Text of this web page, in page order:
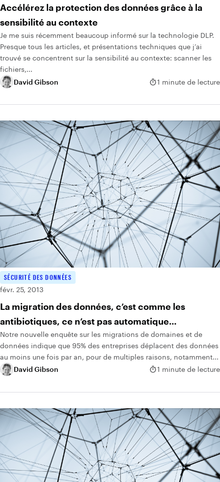
Accélérez la protection des données grâce à la
sensibilité au contexte
Je me suis récemment beaucoup informé sur la technologie DLP.
Presque tous les articles, et présentations techniques que j’ai
trouvé se concentrent sur la sensibilité au contexte: scanner les
fichiers,...
David Gibson
1 minute de lecture
SÉCURITÉ DES DONNÉES
févr. 25, 2013
La migration des données, c’est comme les
antibiotiques, ce n’est pas automatique…
Notre nouvelle enquête sur les migrations de domaines et de
données indique que 95% des entreprises déplacent des données
au moins une fois par an, pour de multiples raisons, notamment...
David Gibson
1 minute de lecture